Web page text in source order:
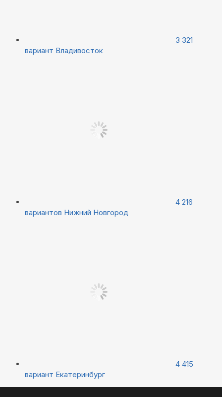
3 321
вариант Владивосток
4 216
вариантов Нижний Новгород
4 415
вариант Екатеринбург